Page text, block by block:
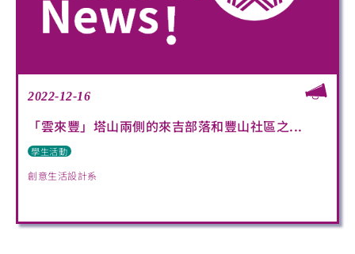
2022-12-16
「雲來豐」塔山兩側的來吉部落和豐山社區之...
學生活動
創意生活設計系